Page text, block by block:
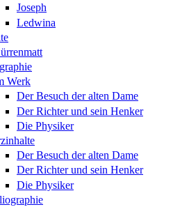
Joseph
Ledwina
Werk
Der Besuch der alten Dame
Der Richter und sein Henker
Die Physiker
Der Besuch der alten Dame
Der Richter und sein Henker
Die Physiker